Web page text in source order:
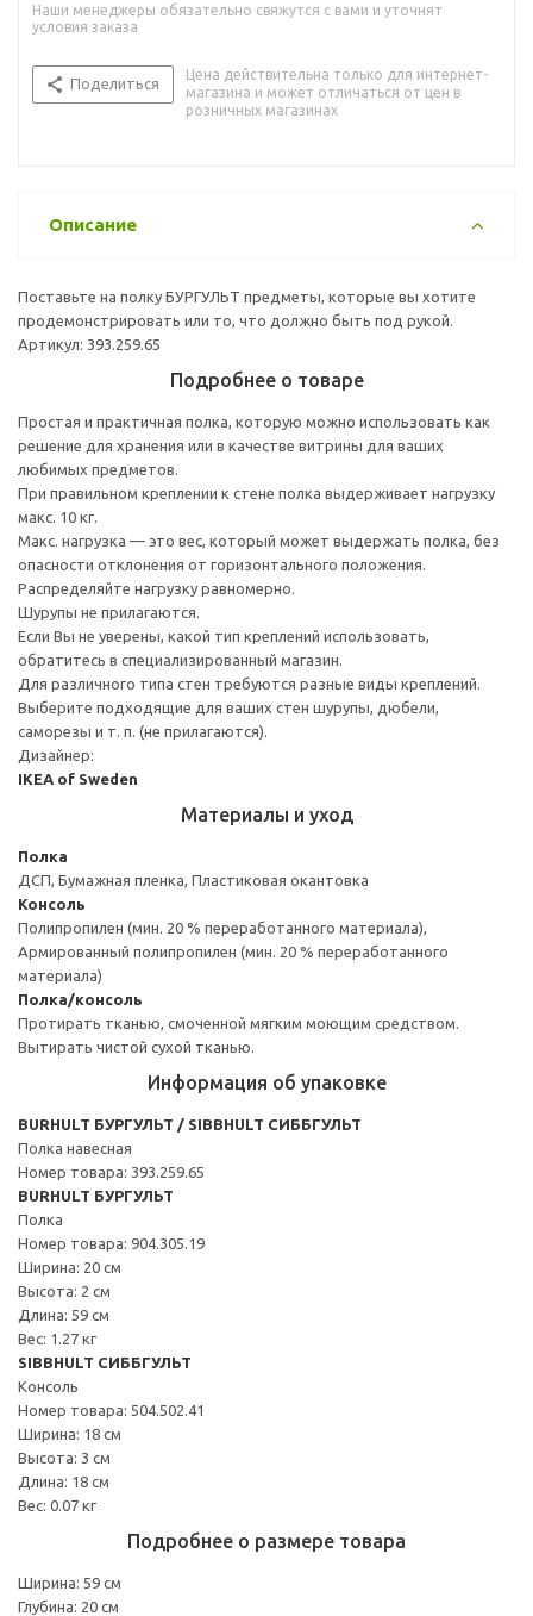
Наши менеджеры обязательно свяжутся с вами и уточнят
условия заказа
Поделиться
Цена действительна только для интернет-
магазина и может отличаться от цен в
розничных магазинах
Описание
Поставьте на полку БУРГУЛЬТ предметы, которые вы хотите
продемонстрировать или то, что должно быть под рукой.
Артикул: 393.259.65
Подробнее о товаре
Простая и практичная полка, которую можно использовать как
решение для хранения или в качестве витрины для ваших
любимых предметов.
При правильном креплении к стене полка выдерживает нагрузку
макс. 10 кг.
Макс. нагрузка — это вес, который может выдержать полка, без
опасности отклонения от горизонтального положения.
Распределяйте нагрузку равномерно.
Шурупы не прилагаются.
Если Вы не уверены, какой тип креплений использовать,
обратитесь в специализированный магазин.
Для различного типа стен требуются разные виды креплений.
Выберите подходящие для ваших стен шурупы, дюбели,
саморезы и т. п. (не прилагаются).
Дизайнер:
IKEA of Sweden
Материалы и уход
Полка
ДСП, Бумажная пленка, Пластиковая окантовка
Консоль
Полипропилен (мин. 20 % переработанного материала),
Армированный полипропилен (мин. 20 % переработанного
материала)
Полка/консоль
Протирать тканью, смоченной мягким моющим средством.
Вытирать чистой сухой тканью.
Информация об упаковке
BURHULT БУРГУЛЬТ / SIBBHULT СИББГУЛЬТ
Полка навесная
Номер товара: 393.259.65
BURHULT БУРГУЛЬТ
Полка
Номер товара: 904.305.19
Ширина: 20 см
Высота: 2 см
Длина: 59 см
Вес: 1.27 кг
SIBBHULT СИББГУЛЬТ
Консоль
Номер товара: 504.502.41
Ширина: 18 см
Высота: 3 см
Длина: 18 см
Вес: 0.07 кг
Подробнее о размере товара
Ширина: 59 см
Глубина: 20 см